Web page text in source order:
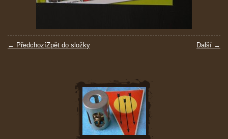
← Předchozí Další →
Zpět do složky